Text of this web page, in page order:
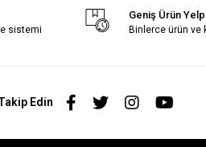
sistemi
Geniş Ürün
Binlerce ürün ve
Edin